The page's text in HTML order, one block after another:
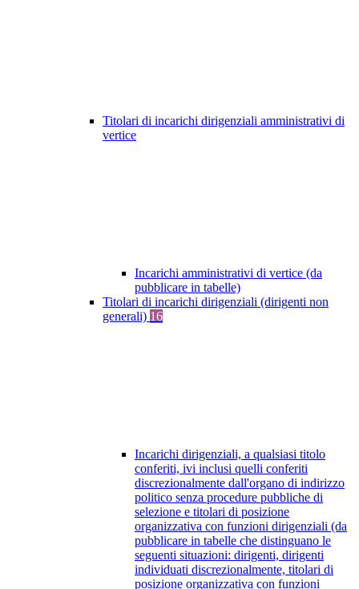
Titolari di incarichi dirigenziali amministrativi di
vertice
Incarichi amministrativi di vertice (da
pubblicare in tabelle)
Titolari di incarichi dirigenziali (dirigenti non
generali) 16
Incarichi dirigenziali, a qualsiasi titolo
conferiti, ivi inclusi quelli conferiti
discrezionalmente dall'organo di indirizzo
politico senza procedure pubbliche di
selezione e titolari di posizione
organizzativa con funzioni dirigenziali (da
pubblicare in tabelle che distinguano le
seguenti situazioni: dirigenti, dirigenti
individuati discrezionalmente, titolari di
posizione organizzativa con funzioni